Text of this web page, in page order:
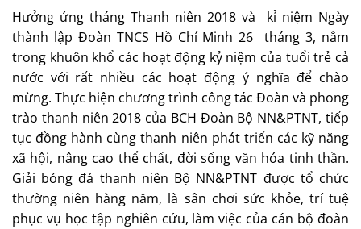
Hưởng ứng tháng Thanh niên 2018 và kỉ niệm Ngày
thành lập Đoàn TNCS Hồ Chí Minh 26 tháng 3, nằm
trong khuôn khổ các hoạt động kỷ niệm của tuổi trẻ cả
nước với rất nhiều các hoạt động ý nghĩa để chào
mừng. Thực hiện chương trình công tác Đoàn và phong
trào thanh niên 2018 của BCH Đoàn Bộ NN&PTNT, tiếp
tục đồng hành cùng thanh niên phát triển các kỹ năng
xã hội, nâng cao thể chất, đời sống văn hóa tinh thần.
Giải bóng đá thanh niên Bộ NN&PTNT được tổ chức
thường niên hàng năm, là sân chơi sức khỏe, trí tuệ
phục vụ học tập nghiên cứu, làm việc của cán bộ đoàn